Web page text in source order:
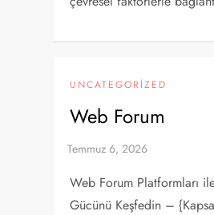
UNCATEGORIZED
Web Forum
Web Forum Platformları
Gücünü Keşfedin –